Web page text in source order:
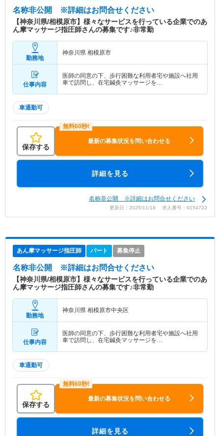
名称非公開 ※詳細はお問合せください
【神奈川県/相模原市】様々なサービスを行っている企業でのあ
ん摩マッサージ指圧師さんの募集です♪非常勤
勤務地
神奈川県 相模原市
仕事内容
医師の同意の下、歩行困難な利用者宅や施設へ社用
車で訪問し、在宅鍼灸マッサージを…
車通勤可
保存する
最新の募集状況を問い合わせる
詳細を見る
名称非公開 ※詳細はお問合せください
更新日：2025/11/18 求人番号：9154722
あん摩マッサージ指圧師 パート 募集停止
名称非公開 ※詳細はお問合せください
【神奈川県/相模原市】様々なサービスを行っている企業でのあ
ん摩マッサージ指圧師さんの募集です♪非常勤
勤務地
神奈川県 相模原市中央区
仕事内容
医師の同意の下、歩行困難な利用者宅や施設へ社用
車で訪問し、在宅鍼灸マッサージを…
車通勤可
保存する
最新の募集状況を問い合わせる
詳細を見る